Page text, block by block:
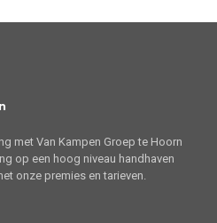
met Van Kampen Groep te Hoorn
op een hoog niveau handhaven
onze premies en tarieven.